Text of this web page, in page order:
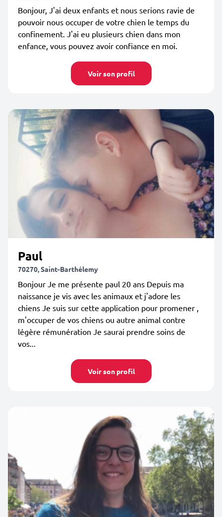
Bonjour, J'ai deux enfants et nous serions ravie de
pouvoir nous occuper de votre chien le temps du
confinement. J'ai eu plusieurs chien dans mon
enfance, vous pouvez avoir confiance en moi.
Voir son profil
Paul
70270, Saint-Barthélemy
Bonjour Je me présente paul 20 ans Depuis ma
naissance je vis avec les animaux et j'adore les
chiens Je suis sur cette application pour promener ,
m'occuper de vos chiens ou autre animal contre
légère rémunération Je saurai prendre soins de
vos...
Voir son profil